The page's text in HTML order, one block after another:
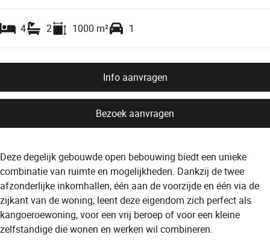
4 2 1000 m² 1
Info aanvragen
Bezoek aanvragen
Deze degelijk gebouwde open bebouwing biedt een unieke
combinatie van ruimte en mogelijkheden. Dankzij de twee
afzonderlijke inkomhallen, één aan de voorzijde en één via de
zijkant van de woning, leent deze eigendom zich perfect als
kangoeroewoning, voor een vrij beroep of voor een kleine
zelfstandige die wonen en werken wil combineren.